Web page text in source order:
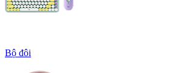
Bộ đôi